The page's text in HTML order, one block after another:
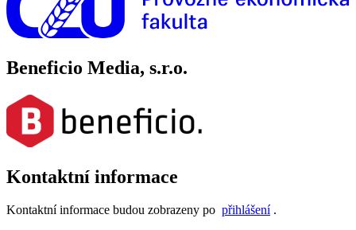
Beneficio Media, s.r.o.
Kontaktní informace
Kontaktní informace budou zobrazeny po přihlášení.